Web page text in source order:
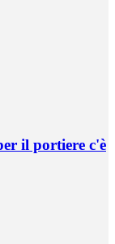
il portiere c'è